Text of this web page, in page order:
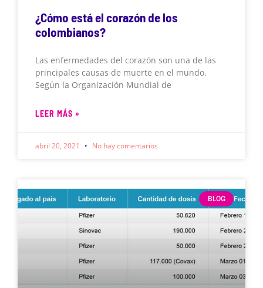
¿Cómo está el corazón de los
colombianos?
Las enfermedades del corazón son una de las
principales causas de muerte en el mundo.
Según la Organización Mundial de
LEER MÁS »
abril 20, 2021 No hay comentarios
BLOG